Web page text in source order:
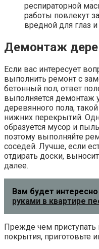
респираторной
работы повлекут
вредной для глаз и
Демонтаж
Если вас интересует
выполнить ремонт с
бетонный пол, ответ
выполняется
деревянного пола,
нижних перекрытий.
образуется мусор и
поэтому выполняйте
соседей. Лучше, если
отдирать доски,
далее.
Вам будет интересно
руками в квартире
Прежде чем приступать
покрытия, приготовьте